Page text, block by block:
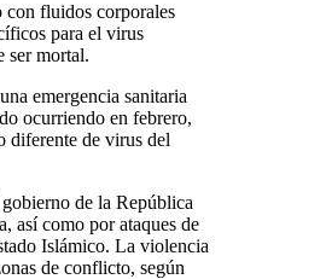
con fluidos corporales
para el virus
ser mortal.
emergencia sanitaria
ocurriendo en febrero,
diferente de virus del
de la República
así como por ataques de
Islámico. La violencia
de conflicto, según